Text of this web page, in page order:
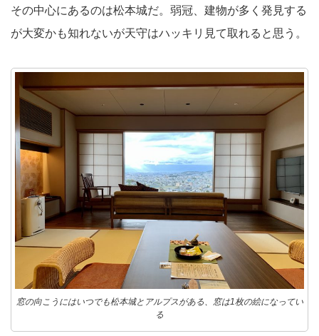
その中心にあるのは松本城だ。弱冠、建物が多く発見する
が大変かも知れないが天守はハッキリ見て取れると思う。
窓の向こうにはいつでも松本城とアルプスがある、窓は1枚の絵になってい
る